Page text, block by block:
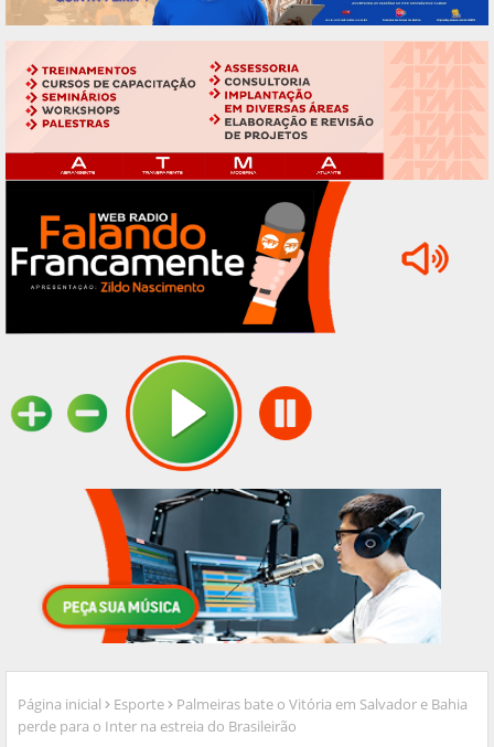
Página inicial Esporte
Palmeiras bate o Vitória em Salvador e Bahia
perde para o Inter na estreia do Brasileirão